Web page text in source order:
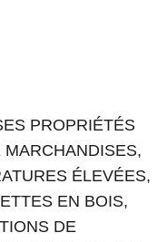
PROPRIÉTÉS
ÉLEVÉES,
EN BOIS,
DE